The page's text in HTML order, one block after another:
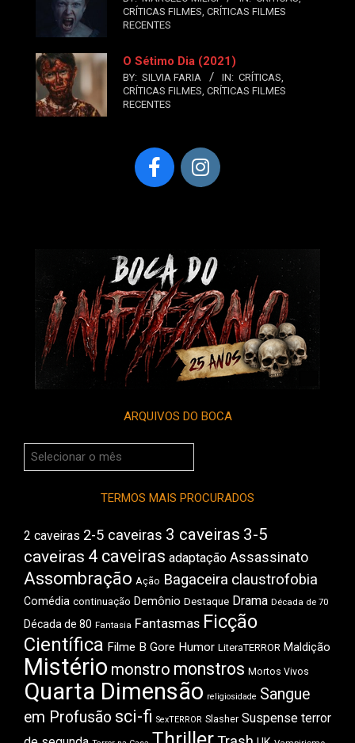
CRÍTICAS FILMES, CRÍTICAS FILMES
RECENTES
O Sétimo Dia (2021)
BY: SILVIA FARIA IN: CRÍTICAS,
CRÍTICAS FILMES, CRÍTICAS FILMES
RECENTES
ARQUIVOS DO BOCA
Arquivos
do
TERMOS MAIS PROCURADOS
2 caveiras 2-5 caveiras 3 caveiras 3-5
caveiras 4 caveiras adaptação Assassinato
Assombração Ação Bagaceira claustrofobia
Comédia continuação Demônio Destaque Drama Década de 70
Década de 80 Fantasia Fantasmas Ficção
Científica Filme B Gore Humor LiteraTERROR Maldição
Mistério monstro monstros Mortos Vivos
Quarta Dimensão religiosidade Sangue
em Profusão sci-fi SexTERROR Slasher Suspense terror